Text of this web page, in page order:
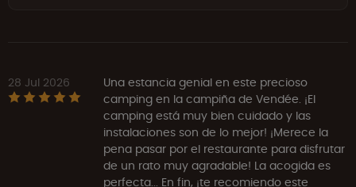
28 Jul 2026
Una estancia genial en este precioso
camping en la campiña de Vendée. ¡El
camping está muy bien cuidado y las
instalaciones son de lo mejor! ¡Merece la
pena pasar por el restaurante para disfrutar
de un rato muy agradable! La acogida es
perfecta... En fin, ¡te recomiendo este